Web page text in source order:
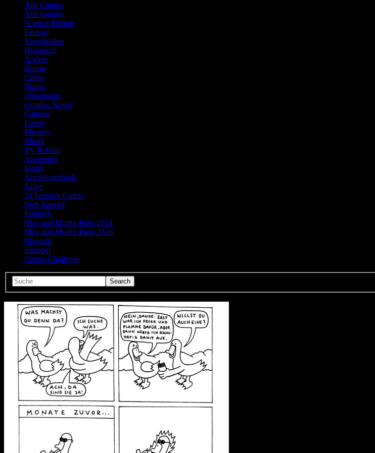
Alle Comics
Alle Genres
Science Fiction
Fantasy
Superhelden
Historisch
Andere
Horror
Crime
Manga
Videogame
Graphic Novel
Cartoon
Funny
Mystery
Musik
TV & Film
Abenteuer
Erotik
Autobiografisch
Satire
24 Stunden Comic
Web-Special
Englisch
Max und Moritz-Preis 2014
Max und Moritz-Preis 2016
Magazin
Inktober
Comic-Challenge